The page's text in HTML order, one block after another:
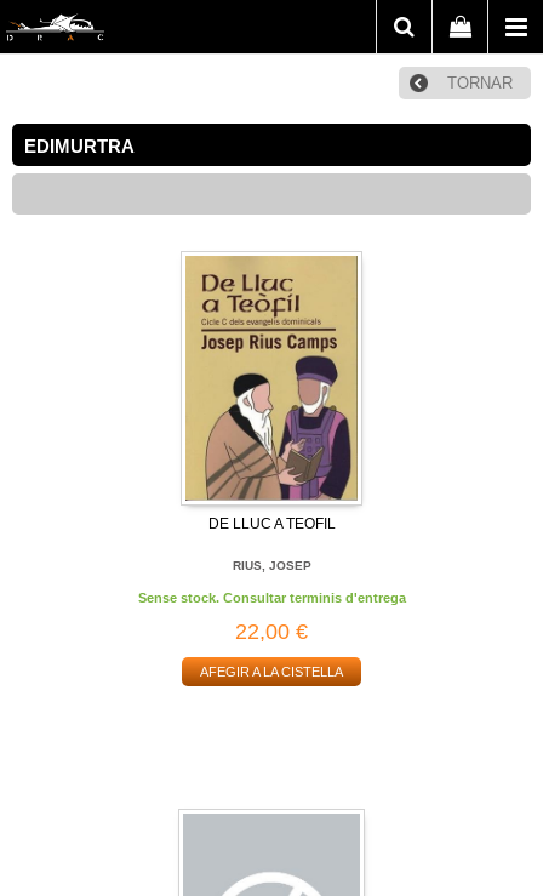
TORNAR
EDIMURTRA
DE LLUC A TEOFIL
RIUS, JOSEP
Sense stock. Consultar terminis d'entrega
22,00 €
AFEGIR A LA CISTELLA